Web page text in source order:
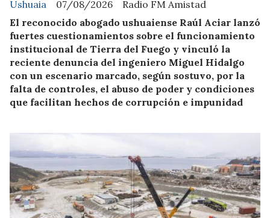
Radio FM Amistad
Ushuaia
07/08/2026
El reconocido abogado ushuaiense Raúl Aciar lanzó
fuertes cuestionamientos sobre el funcionamiento
institucional de Tierra del Fuego y vinculó la
reciente denuncia del ingeniero Miguel Hidalgo
con un escenario marcado, según sostuvo, por la
falta de controles, el abuso de poder y condiciones
que facilitan hechos de corrupción e impunidad